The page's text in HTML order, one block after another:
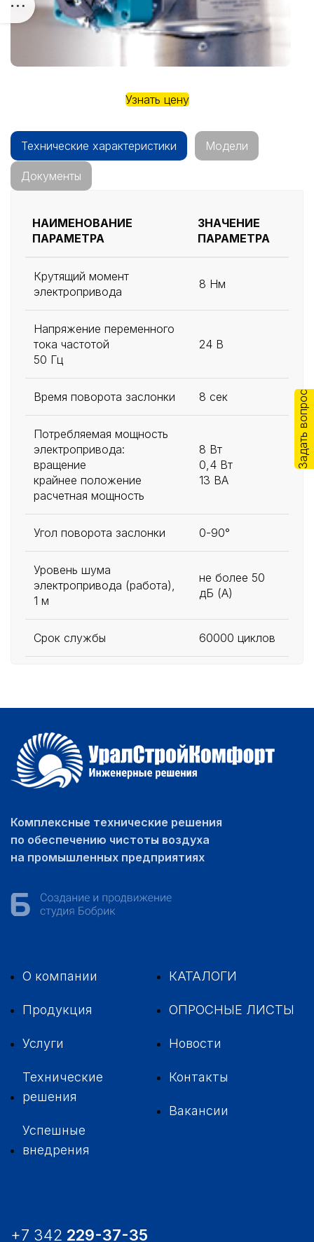
Узнать цену
Технические характеристики Модели
Документы
НАИМЕНОВАНИЕ
ПАРАМЕТРА
ЗНАЧЕНИЕ
ПАРАМЕТРА
Крутящий момент
электропривода
8 Нм
Напряжение переменного
тока частотой
50 Гц
24 В
Время поворота заслонки 8 сек
Потребляемая мощность
электропривода:
вращение
крайнее положение
расчетная мощность
8 Вт
0,4 Вт
13 ВА
Угол поворота заслонки 0-90°
Уровень шума
электропривода (работа),
1 м
не более 50
дБ (А)
Срок службы 60000 циклов
Комплексные технические решения
по обеспечению чистоты воздуха
на промышленных предприятиях
О компании
Продукция
Услуги
Технические
решения
Успешные
внедрения
КАТАЛОГИ
ОПРОСНЫЕ ЛИСТЫ
Новости
Контакты
Вакансии
+7 342 229-37-35
Задать вопрос